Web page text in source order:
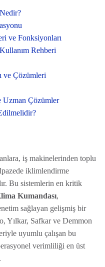
ve Fonksiyonları
Rehberi
ve Çözümleri
Uzman Çözümler
iş makinelerinden toplu
iklimlendirme
Bu sistemlerin en kritik
Kumandası,
sağlayan gelişmiş bir
Yılkar, Safkar ve Demmon
uyumlu çalışan bu
verimliliği en üst